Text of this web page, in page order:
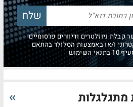
קבלת ניוזלטרים ודיוורים פרסומיים
ו/או באמצעות הסלולר בהתאם
השימוש
מתגלגלות